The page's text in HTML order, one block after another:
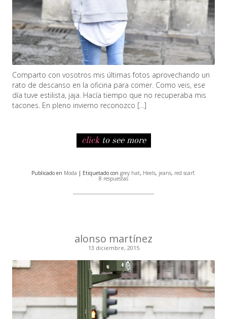
Comparto con vosotros mis últimas fotos aprovechando un
rato de descanso en la oficina para comer. Como veis, ese
día tuve estilista, jaja. Hacía tiempo que no recuperaba mis
tacones. En pleno invierno reconozco […]
clickto see more
Publicado en Moda | Etiquetado con grey hat, Heels, jeans, red scarf.
8 respuestas
alonso martínez
13 diciembre, 2015